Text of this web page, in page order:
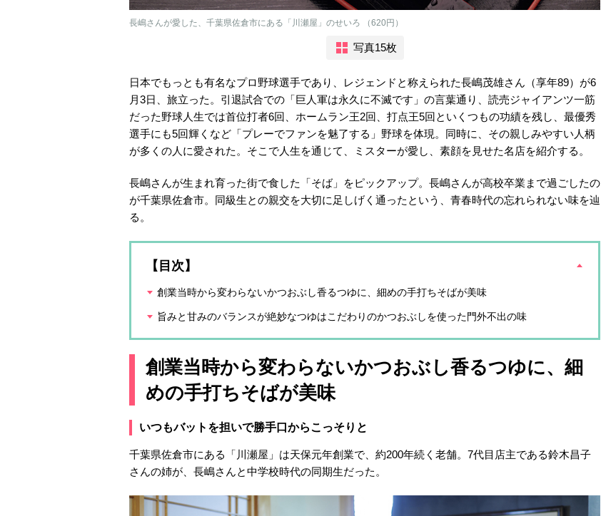
長嶋さんが愛した、千葉県佐倉市にある「川瀬屋」のせいろ （620円）
写真15枚
日本でもっとも有名なプロ野球選手であり、レジェンドと称えられた長嶋茂雄さん（享年89）が6
月3日、旅立った。引退試合での「巨人軍は永久に不滅です」の言葉通り、読売ジャイアンツ一筋
だった野球人生では首位打者6回、ホームラン王2回、打点王5回といくつもの功績を残し、最優秀
選手にも5回輝くなど「プレーでファンを魅了する」野球を体現。同時に、その親しみやすい人柄
が多くの人に愛された。そこで人生を通じて、ミスターが愛し、素顔を見せた名店を紹介する。
長嶋さんが生まれ育った街で食した「そば」をピックアップ。長嶋さんが高校卒業まで過ごしたの
が千葉県佐倉市。同級生との親交を大切に足しげく通ったという、青春時代の忘れられない味を辿
る。
【目次】
創業当時から変わらないかつおぶし香るつゆに、細めの手打ちそばが美味
旨みと甘みのバランスが絶妙なつゆはこだわりのかつおぶしを使った門外不出の味
創業当時から変わらないかつおぶし香るつゆに、細
めの手打ちそばが美味
いつもバットを担いで勝手口からこっそりと
千葉県佐倉市にある「川瀬屋」は天保元年創業で、約200年続く老舗。7代目店主である鈴木昌子
さんの姉が、長嶋さんと中学校時代の同期生だった。